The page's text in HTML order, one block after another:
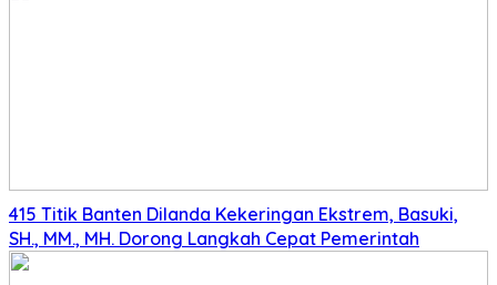
415 Titik Banten Dilanda Kekeringan Ekstrem, Basuki,
SH., MM., MH. Dorong Langkah Cepat Pemerintah